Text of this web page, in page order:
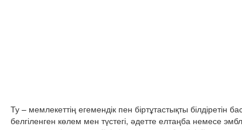
Ту – мемлекеттің егемендік пен біртұтастықты білдіретін
белгіленген көлем мен түстегі, әдетте елтаңба немесе